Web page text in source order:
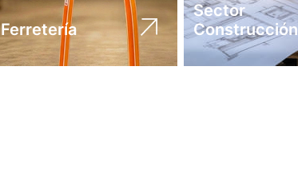
Ferretería
Sector
Construcción